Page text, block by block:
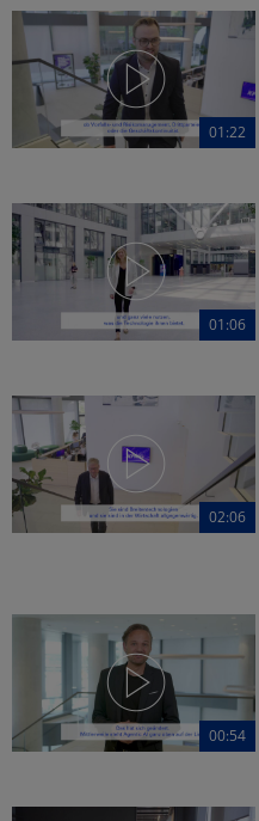
01:22
01:06
02:06
00:54